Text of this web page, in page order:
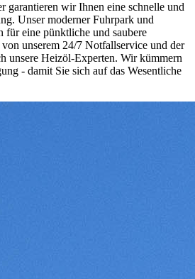
garantieren wir Ihnen eine schnelle und
Unser moderner Fuhrpark und
für eine pünktliche und saubere
unserem 24/7 Notfallservice und der
unsere Heizöl-Experten. Wir kümmern
- damit Sie sich auf das Wesentliche